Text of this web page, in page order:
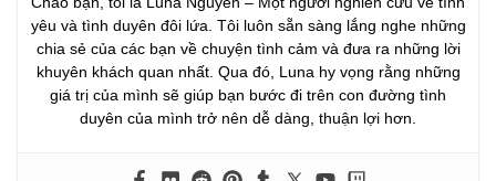
yêu và tình duyên đôi lứa. Tôi luôn sẵn sàng lắng nghe những
chia sẻ của các bạn về chuyện tình cảm và đưa ra những lời
khuyên khách quan nhất. Qua đó, Luna hy vọng rằng những
giá trị của mình sẽ giúp bạn bước đi trên con đường tình
duyên của mình trở nên dễ dàng, thuận lợi hơn.